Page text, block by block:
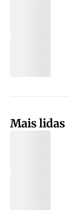
Mais lidas